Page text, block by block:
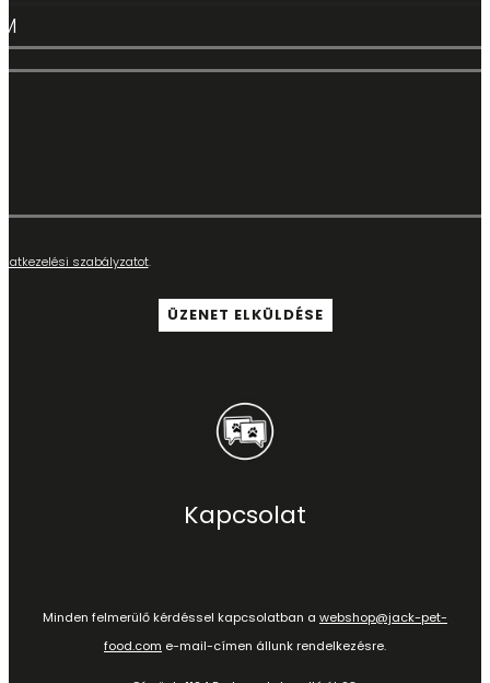
szabályzatot.
Kapcsolat
Minden felmerülő kérdéssel kapcsolatban a webshop@jack-pet-
food.com e-mail-címen állunk rendelkezésre.